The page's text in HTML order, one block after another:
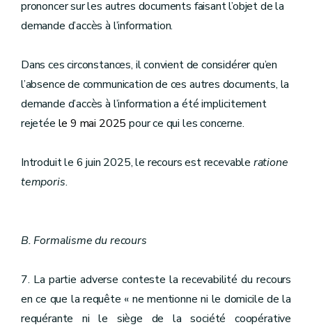
prononcer sur les autres documents faisant l’objet de la
demande d’accès à l’information.
Dans ces circonstances, il convient de considérer qu’en
l’absence de communication de ces autres documents, la
demande d’accès à l’information a été implicitement
rejetée le 9 mai 2025pour ce qui les concerne.
Introduit le 6 juin 2025, le recours est recevable ratione
temporis.
B. Formalisme du recours
7. La partie adverse conteste la recevabilité du recours
en ce que la requête « ne mentionne ni le domicile de la
requérante ni le siège de la société coopérative